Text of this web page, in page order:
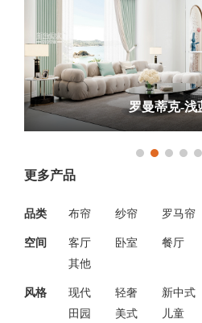
罗曼蒂克-浅
更多产品
品类 布帘 纱帘 罗马帘
空间 客厅 卧室 餐厅
其他
风格 现代 轻奢 新中式
田园
美式 儿童